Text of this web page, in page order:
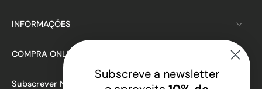
INFORMAÇÕES
COMPRA ONLINE
Subscrever Newsletter
Subscreve a newsletter